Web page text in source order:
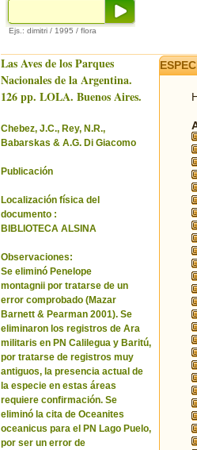
Ejs.: dimitri / 1995 / flora
Las Aves de los Parques
Nacionales de la Argentina.
126 pp. LOLA. Buenos Aires.
Chebez, J.C., Rey, N.R.,
Babarskas & A.G. Di Giacomo
Publicación
Localización física del
documento :
BIBLIOTECA ALSINA
Observaciones:
Se eliminó Penelope
montagnii por tratarse de un
error comprobado (Mazar
Barnett & Pearman 2001). Se
eliminaron los registros de Ara
militaris en PN Calilegua y Baritú,
por tratarse de registros muy
antiguos, la presencia actual de
la especie en estas áreas
requiere confirmación. Se
eliminó la cita de Oceanites
oceanicus para el PN Lago Puelo,
por ser un error de